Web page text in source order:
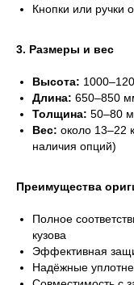
Кнопки или ручки
3. Размеры и вес
Высота:
Длина: 650–850
Толщина: 50–80
Вес: около 13–22
наличия опций)
Преимущества
Полное
кузова
Эффективная
Надёжные